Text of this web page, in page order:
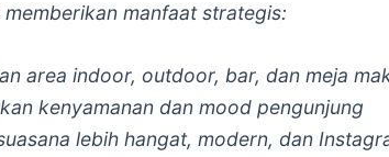
manfaat strategis:
area indoor, outdoor, bar, dan meja
kenyamanan dan mood pengunjung
lebih hangat, modern, dan